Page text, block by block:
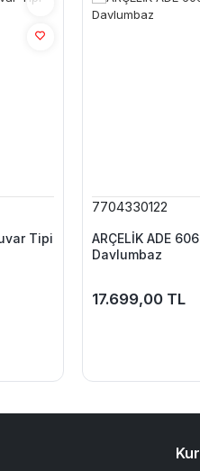
Tipi
7704330122
ARÇELİK ADE
Davlumbaz
17.699,00 TL